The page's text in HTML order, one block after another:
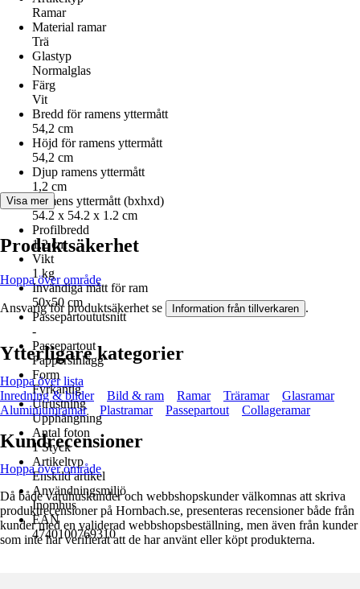
Ramar
Material ramar
Trä
Glastyp
Normalglas
Färg
Vit
Bredd för ramens yttermått
54,2 cm
Höjd för ramens yttermått
54,2 cm
Djup ramens yttermått
1,2 cm
Ramens yttermått (bxhxd)
54.2 x 54.2 x 1.2 cm
Profilbredd
1,2 cm
Vikt
1 kg
Invändiga mått för ram
50x50 cm
Passepartoututsnitt
-
Passepartout
Pappersinlägg
Form
Fyrkantig
Utrustning
Upphängning
Antal foton
1 Styck
Artikeltyp
Enskild artikel
Användningsmiljö
Inomhus
EAN
4740100769310
Visa mer
Produktsäkerhet
Hoppa över område
Ansvarig för produktsäkerhet se Information från tillverkaren .
Ytterligare kategorier
Hoppa över lista
Inredning & bilder
Bild & ram Ramar Träramar
Glasramar
Aluminiumramar
Plastramar Passepartout Collageramar
Kundrecensioner
Hoppa över område
Då både varuhuskunder och webbshopskunder välkomnas att skriva
produktrecensioner på Hornbach.se, presenteras recensioner både från
kunder med en validerad webbshopsbeställning, men även från kunder
som inte har verifierat att de har använt eller köpt produkterna.